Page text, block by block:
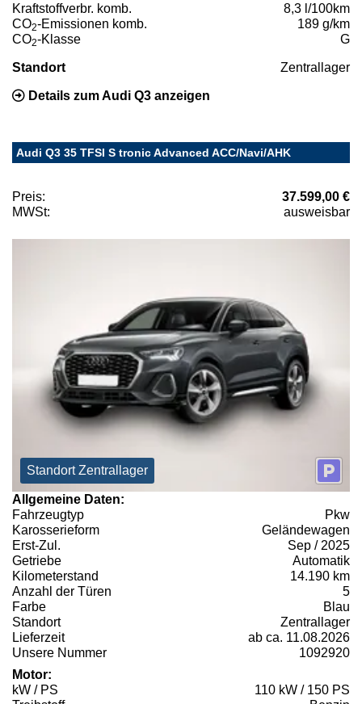
Kraftstoffverbr. komb.
8,3 l/100km
CO2-Emissionen komb.
189 g/km
CO2-Klasse G
Standort Zentrallager
Details zum Audi Q3 anzeigen
Audi Q3 35 TFSI S tronic Advanced ACC/Navi/AHK
Preis:
37.599,00 €
MWSt:
ausweisbar
Standort Zentrallager
Allgemeine Daten:
Fahrzeugtyp
Pkw
Karosserieform
Geländewagen
Erst-Zul.
Sep / 2025
Getriebe
Automatik
Kilometerstand
14.190 km
Anzahl der Türen
5
Farbe
Blau
Standort
Zentrallager
Lieferzeit
ab ca. 11.08.2026
Unsere Nummer
1092920
Motor:
kW / PS
110 kW / 150 PS